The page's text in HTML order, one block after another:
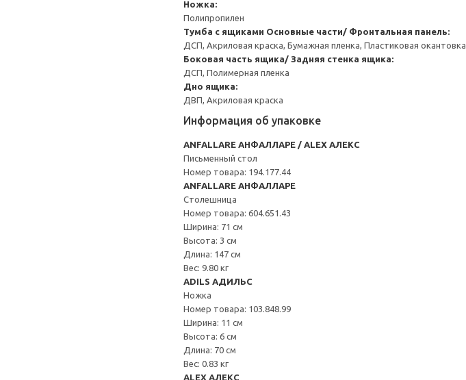
Ножка:
Полипропилен
Тумба с ящиками Основные части/ Фронтальная панель:
ДСП, Акриловая краска, Бумажная пленка, Пластиковая окантовка
Боковая часть ящика/ Задняя стенка ящика:
ДСП, Полимерная пленка
Дно ящика:
ДВП, Акриловая краска
Информация об упаковке
ANFALLARE АНФАЛЛАРЕ / ALEX АЛЕКС
Письменный стол
Номер товара: 194.177.44
ANFALLARE АНФАЛЛАРЕ
Столешница
Номер товара: 604.651.43
Ширина: 71 см
Высота: 3 см
Длина: 147 см
Вес: 9.80 кг
ADILS АДИЛЬС
Ножка
Номер товара: 103.848.99
Ширина: 11 см
Высота: 6 см
Длина: 70 см
Вес: 0.83 кг
ALEX АЛЕКС